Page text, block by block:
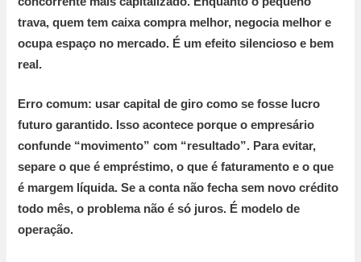
trava, quem tem caixa compra melhor, negocia melhor e
ocupa espaço no mercado. É um efeito silencioso e bem
real.
Erro comum: usar capital de giro como se fosse lucro
futuro garantido. Isso acontece porque o empresário
confunde “movimento” com “resultado”. Para evitar,
separe o que é empréstimo, o que é faturamento e o que
é margem líquida. Se a conta não fecha sem novo crédito
todo mês, o problema não é só juros. É modelo de
operação.